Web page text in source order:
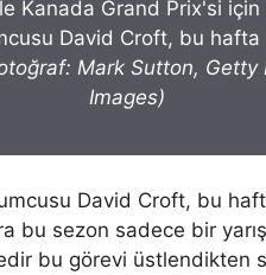
David Croft, bu
Mark Sutton, Getty
Images)
David Croft, bu
bu sezon sadece bir
bu görevi üstlendikten